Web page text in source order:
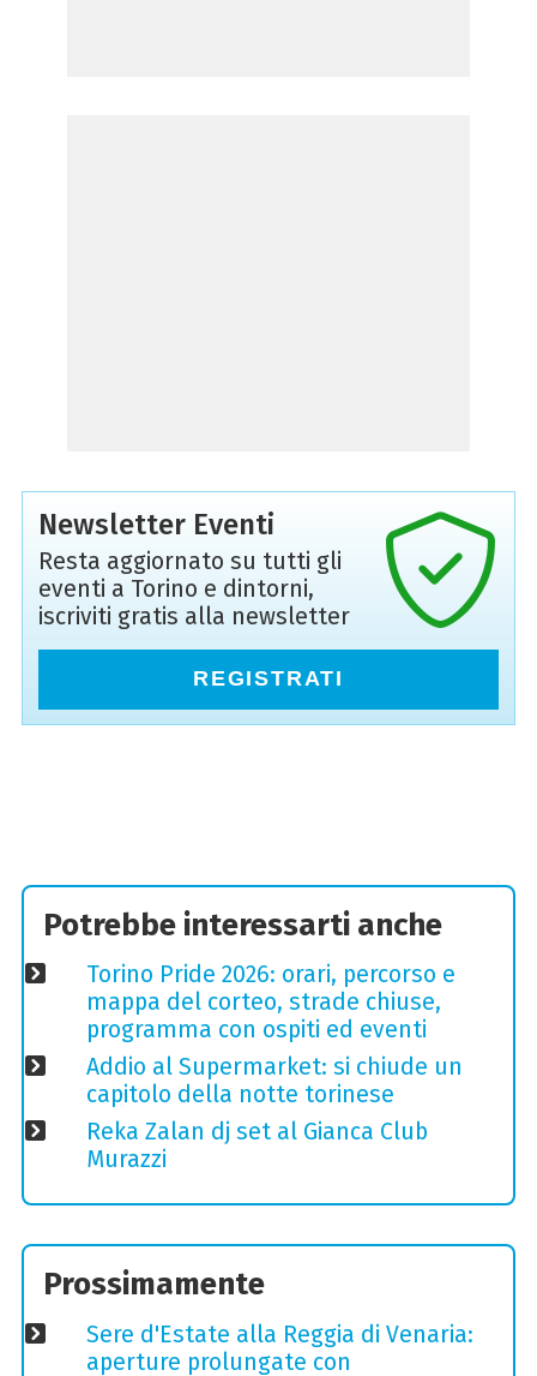
Newsletter Eventi
Resta aggiornato su tutti gli
eventi a Torino e dintorni,
iscriviti gratis alla newsletter
REGISTRATI
Potrebbe interessarti anche
Torino Pride 2026: orari, percorso e
mappa del corteo, strade chiuse,
programma con ospiti ed eventi
Addio al Supermarket: si chiude un
capitolo della notte torinese
Reka Zalan dj set al Gianca Club
Murazzi
Prossimamente
Sere d'Estate alla Reggia di Venaria:
aperture prolungate con